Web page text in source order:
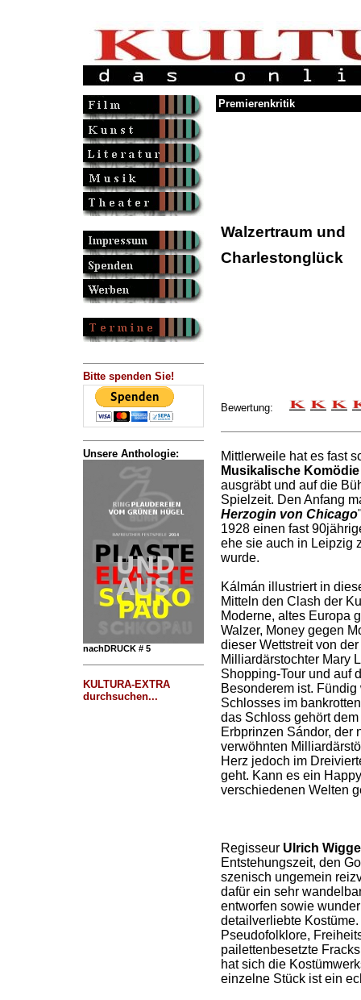
Bitte spenden Sie!
Unsere Anthologie:
nachDRUCK # 5
KULTURA-EXTRA
durchsuchen...
Premierenkritik
Walzertraum und
Charlestonglück
Bewertung:
Mittlerweile hat es fast
Musikalische
ausgräbt und auf die
Spielzeit. Den Anfang
Herzogin von Chicago
1928 einen fast
ehe sie auch in Leipzig
wurde.
Kálmán illustriert in
Mitteln den Clash der
Moderne, altes Europa
Walzer, Money gegen
dieser Wettstreit von
Milliardärstochter Mary
Shopping-Tour und auf
Besonderem ist.
Schlosses im
das Schloss gehört
Erbprinzen Sándor, der
verwöhnten
Herz jedoch im
geht. Kann es ein
verschiedenen Welten
Regisseur Ulrich
Entstehungszeit, den
szenisch ungemein
dafür ein sehr
entworfen sowie
detailverliebte
Pseudofolklore,
pailettenbesetzte
hat sich die
einzelne Stück ist ein